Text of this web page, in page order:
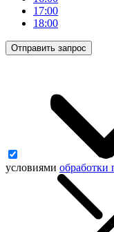
17:00
18:00
Отправить запрос
условиями обработки